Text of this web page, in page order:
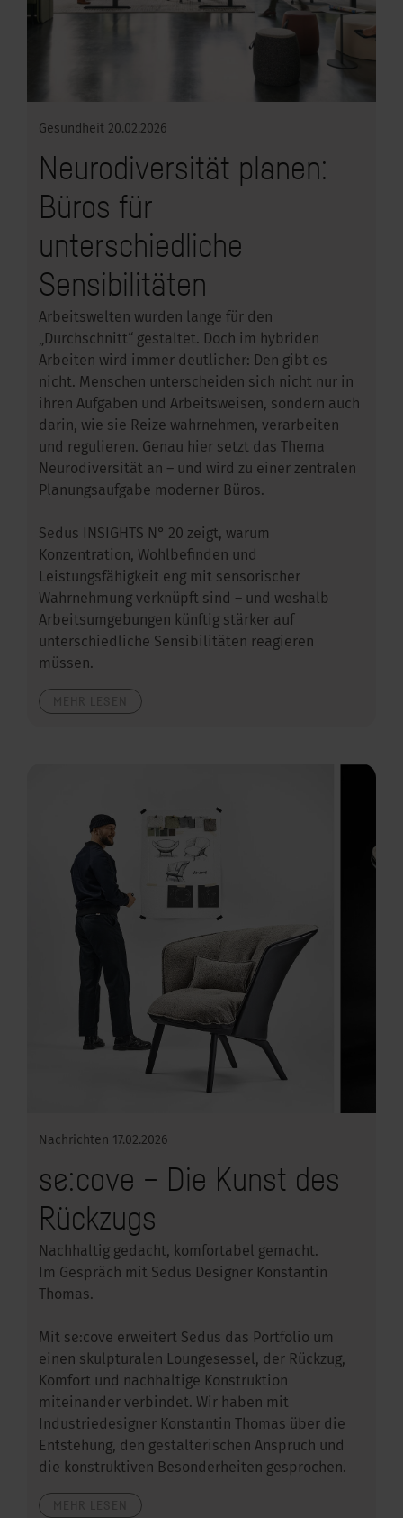
Gesundheit 20.02.2026
Neurodiversität planen:
Büros für
unterschiedliche
Sensibilitäten
Arbeitswelten wurden lange für den
„Durchschnitt“ gestaltet. Doch im hybriden
Arbeiten wird immer deutlicher: Den gibt es
nicht. Menschen unterscheiden sich nicht nur in
ihren Aufgaben und Arbeitsweisen, sondern auch
darin, wie sie Reize wahrnehmen, verarbeiten
und regulieren. Genau hier setzt das Thema
Neurodiversität an – und wird zu einer zentralen
Planungsaufgabe moderner Büros.
Sedus INSIGHTS N° 20 zeigt, warum
Konzentration, Wohlbefinden und
Leistungsfähigkeit eng mit sensorischer
Wahrnehmung verknüpft sind – und weshalb
Arbeitsumgebungen künftig stärker auf
unterschiedliche Sensibilitäten reagieren
müssen.
Nachrichten 17.02.2026
se:cove – Die Kunst des
Rückzugs
Nachhaltig gedacht, komfortabel gemacht.
Im Gespräch mit Sedus Designer Konstantin
Thomas.
Mit se:cove erweitert Sedus das Portfolio um
einen skulpturalen Loungesessel, der Rückzug,
Komfort und nachhaltige Konstruktion
miteinander verbindet. Wir haben mit
Industriedesigner Konstantin Thomas über die
Entstehung, den gestalterischen Anspruch und
die konstruktiven Besonderheiten gesprochen.